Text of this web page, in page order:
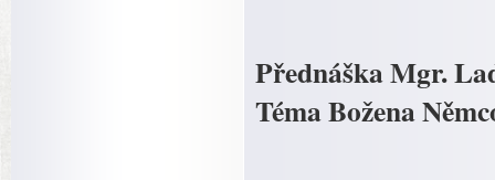
Přednáška Mgr.
Téma Božena